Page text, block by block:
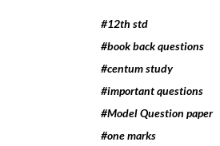
#12th std
#book back questions
#centum study
#important questions
#Model Question paper
#one marks